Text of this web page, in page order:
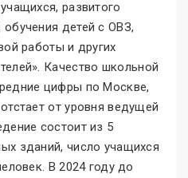
развитого
детей с ОВЗ,
работы и других
». Качество школьной
цифры по Москве,
от уровня ведущей
состоит из 5
зданий, число учащихся
В 2024 году до